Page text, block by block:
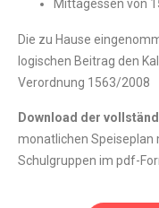
Mittagessen von
Die zu Hause
logischen Beitrag den
Verordnung 1563/2008
Download der
monatlichen Speiseplan
Schulgruppen im pdf-